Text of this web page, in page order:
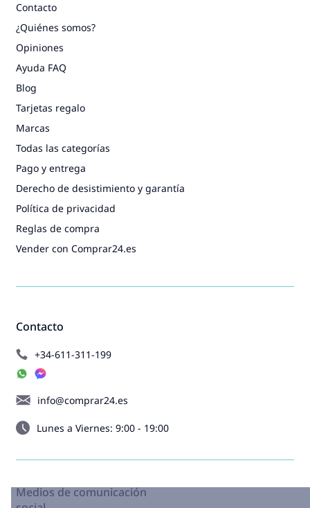
Contacto
+34-611-311-199
info@comprar24.es
Lunes a Viernes: 9:00 - 19:00
Contacto
¿Quiénes somos?
Opiniones
Ayuda FAQ
Blog
Tarjetas regalo
Marcas
Todas las categorías
Pago y entrega
Derecho de desistimiento y garantía
Política de privacidad
Reglas de compra
Vender con Comprar24.es
Medios de comunicación